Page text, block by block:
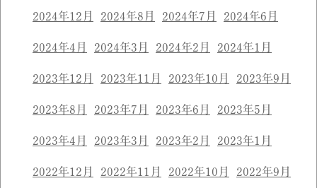
2024年12月 2024年8月 2024年7月 2024年6月
2024年4月 2024年3月 2024年2月 2024年1月
2023年12月 2023年11月 2023年10月 2023年9月
2023年8月 2023年7月 2023年6月 2023年5月
2023年4月 2023年3月 2023年2月 2023年1月
2022年12月 2022年11月 2022年10月 2022年9月